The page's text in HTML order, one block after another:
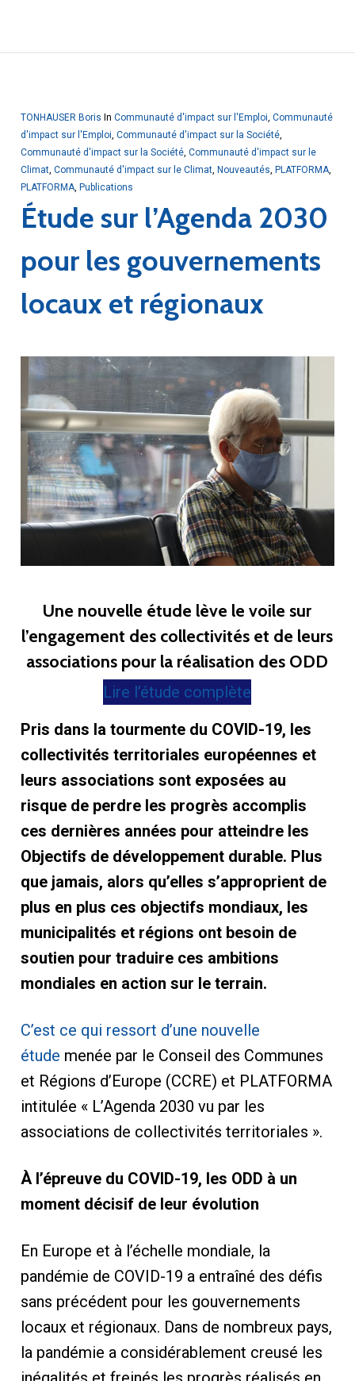
TONHAUSER Boris In Communauté d'impact sur l'Emploi Communauté
d'impact sur l'Emploi Communauté d'impact sur la Société,
Communauté d'impact sur la Société, Communauté d'impact sur le
Climat, Communauté d'impact sur le Climat, Nouveautés PLATFORMA,
PLATFORMA, Publications
Étude sur l’Agenda 2030
pour les gouvernements
locaux et régionaux
Une nouvelle étude lève le voile sur
l’engagement des collectivités et de leurs
associations pour la réalisation des ODD
Lire l’étude complète
Pris dans la tourmente du COVID-19, les
collectivités territoriales européennes et
leurs associations sont exposées au
risque de perdre les progrès accomplis
ces dernières années pour atteindre les
Objectifs de développement durable. Plus
que jamais, alors qu’elles s’approprient de
plus en plus ces objectifs mondiaux, les
municipalités et régions ont besoin de
soutien pour traduire ces ambitions
mondiales en action sur le terrain.
C’est ce qui ressort d’une nouvelle
étude menée par le Conseil des Communes
et Régions d’Europe (CCRE) et PLATFORMA
intitulée « L’Agenda 2030 vu par les
associations de collectivités territoriales ».
À l’épreuve du COVID-19, les ODD à un
moment décisif de leur évolution
En Europe et à l’échelle mondiale, la
pandémie de COVID-19 a entraîné des défis
sans précédent pour les gouvernements
locaux et régionaux. Dans de nombreux pays,
la pandémie a considérablement creusé les